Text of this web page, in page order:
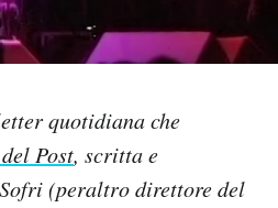
quotidiana che
Post, scritta e
(peraltro direttore del